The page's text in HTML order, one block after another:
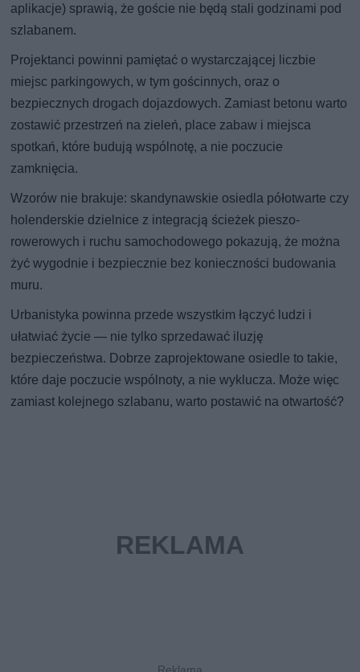
aplikacje) sprawią, że goście nie będą stali godzinami pod
szlabanem.
Projektanci powinni pamiętać o wystarczającej liczbie
miejsc parkingowych, w tym gościnnych, oraz o
bezpiecznych drogach dojazdowych. Zamiast betonu warto
zostawić przestrzeń na zieleń, place zabaw i miejsca
spotkań, które budują wspólnotę, a nie poczucie
zamknięcia.
Wzorów nie brakuje: skandynawskie osiedla półotwarte czy
holenderskie dzielnice z integracją ścieżek pieszo-
rowerowych i ruchu samochodowego pokazują, że można
żyć wygodnie i bezpiecznie bez konieczności budowania
muru.
Urbanistyka powinna przede wszystkim łączyć ludzi i
ułatwiać życie — nie tylko sprzedawać iluzję
bezpieczeństwa. Dobrze zaprojektowane osiedle to takie,
które daje poczucie wspólnoty, a nie wyklucza. Może więc
zamiast kolejnego szlabanu, warto postawić na otwartość?